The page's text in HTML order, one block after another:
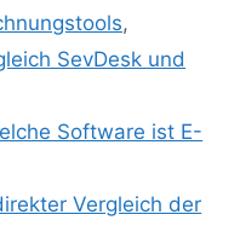
,
SevDesk und
Software ist E-
Vergleich der